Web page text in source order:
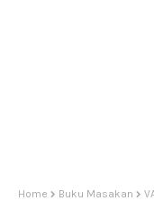
Home Buku Masakan